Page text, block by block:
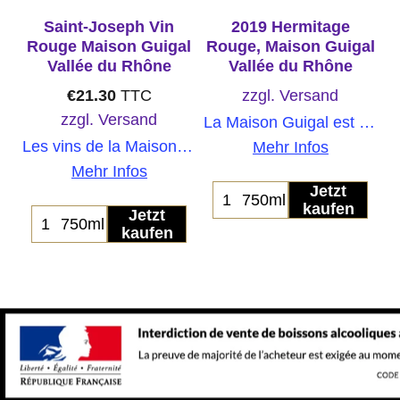
Saint-Joseph Vin
Rouge Maison Guigal
Vallée du Rhône
€21.30 TTC
zzgl. Versand
Les vins de la Maison Guigal de la Vallée du Rhône incarnent l'héritage et l'excellence de l'une des régions viticoles les plus réputées de France, proposant une gamme de vins rouges et blancs élaborés avec le plus grand soin.
Mehr Infos
750ml
Jetzt
kaufen
2019 Hermitage
Rouge, Maison Guigal
Vallée du Rhône
zzgl. Versand
La Maison Guigal est un prestigieux domaine viticole familial situé dans la vallée du Rhône, en France, réputé pour ses vins de Côte-Rôtie, d'Hermitage et de Châteauneuf-du-Pape, célèbres dans le monde entier.
Mehr Infos
750ml
Jetzt
kaufen